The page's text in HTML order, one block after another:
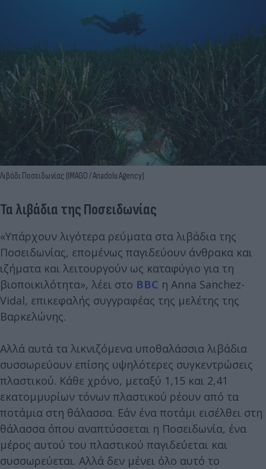
Λιβάδι Ποσειδωνίας (IMAGO / Anadolu Agency)
Τα λιβάδια της Ποσειδωνίας
«Υπάρχουν λιγότερα ρεύματα στα λιβάδια της
Ποσειδωνίας, επομένως παγιδεύουν άνθρακα και
ιζήματα και λειτουργούν ως καταφύγιο για τη
βιοποικιλότητα», λέει στο BBC η Anna Sanchez-
Vidal, επικεφαλής συγγραφέας της μελέτης της
Βαρκελώνης.
Αλλά αυτά τα λικνιζόμενα υποθαλάσσια λιβάδια
συσσωρεύουν επίσης υψηλότερες συγκεντρώσεις
πλαστικού. Κάθε χρόνο, μεταξύ 1,15 και 2,41
εκατομμυρίων τόνων πλαστικού ρέουν από τα
ποτάμια στη θάλασσα. Εάν ένα ποτάμι εισέλθει στη
θάλασσα όπου αναπτύσσεται η Ποσειδωνία, ένα
μέρος αυτού του πλαστικού παγιδεύεται και
συσσωρεύεται. Αλλά δεν μένει όλο αυτό το